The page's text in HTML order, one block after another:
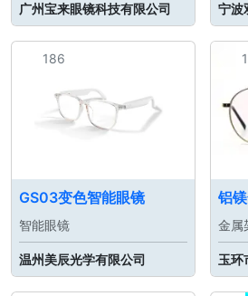
广州宝来眼镜科技有限公司 宁波
186
GS03变色智能眼镜
智能眼镜
温州美辰光学有限公司
铝
金属
玉环